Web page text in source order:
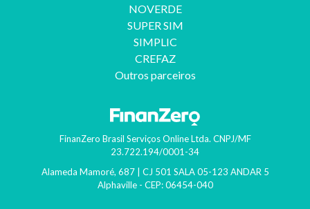
NOVERDE
SUPER SIM
SIMPLIC
CREFAZ
Outros parceiros
FinanZero Brasil Serviços Online Ltda. CNPJ/MF
23.722.194/0001-34
Alameda Mamoré, 687 | CJ 501 SALA 05-123 ANDAR 5
Alphaville- CEP: 06454-040